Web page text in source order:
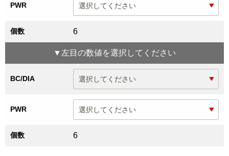
PWR
個数 6
▼ 左目 の数値を選択してください
BC/DIA
PWR
個数 6